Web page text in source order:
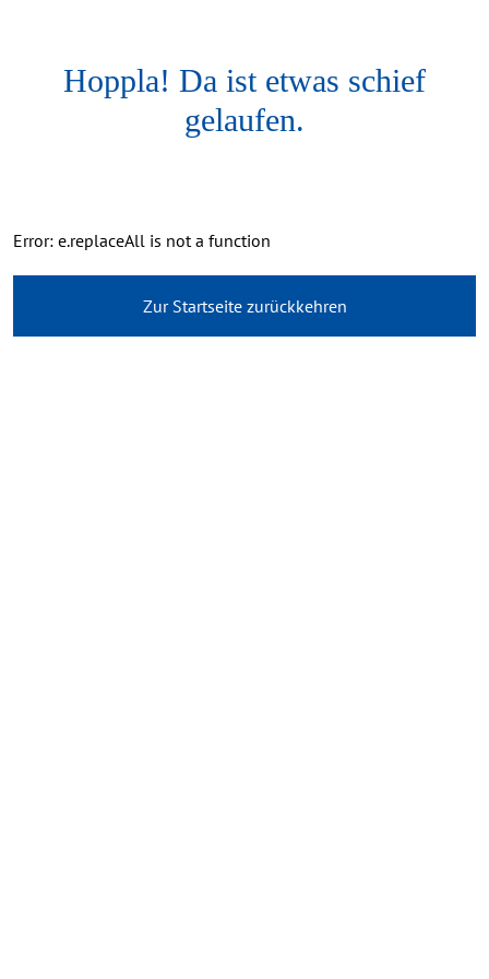
Hoppla! Da ist etwas schief
gelaufen.
Error: e.replaceAll is not a function
Zur Startseite zurückkehren